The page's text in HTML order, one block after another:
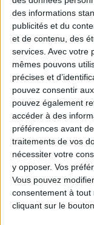
des informations
publicités et du
et de contenu, des
services. Avec votre
mêmes pouvons
précises et
pouvez consentir
pouvez également
accéder à des
préférences avant
traitements de vos
nécessiter votre
y opposer. Vos
Vous pouvez
consentement à
cliquant sur le
Adolescent -
Club Ados
Le 12/05/2018
Club Ados
Lectures, coups de
passionnés !
EN SAVOIR PLUS
Dossiers